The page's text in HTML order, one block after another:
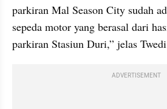
parkiran Mal Season City sudah
sepeda motor yang berasal dari
parkiran Stasiun Duri,” jelas
ADVERTISEMENT